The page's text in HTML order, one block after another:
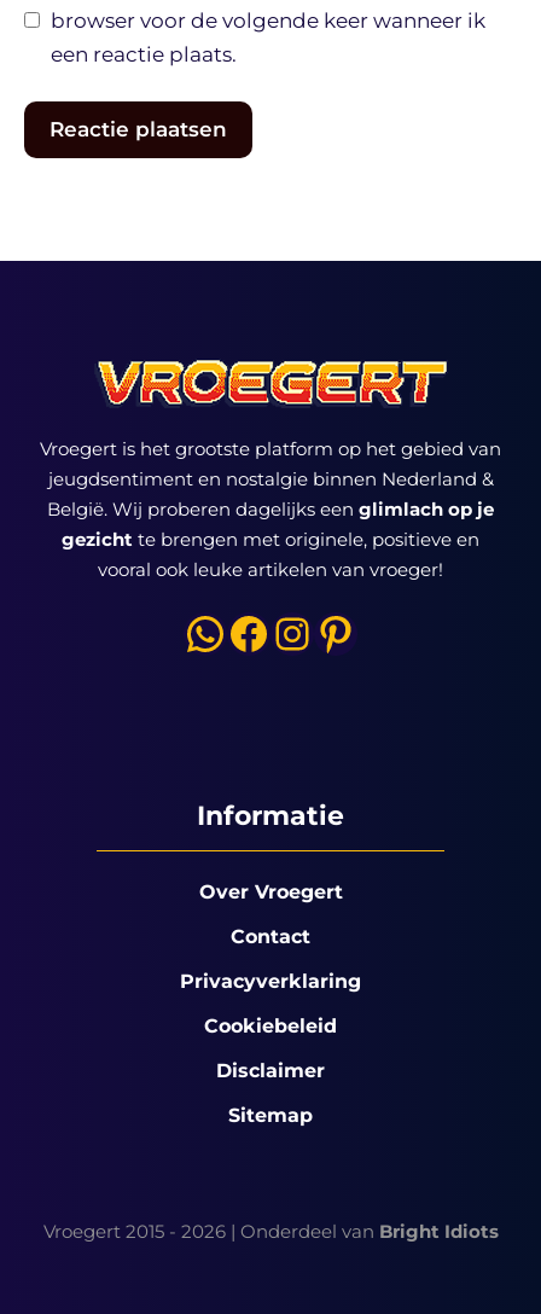
browser voor de volgende keer wanneer ik
een reactie plaats.
Vroegert is het grootste platform op het gebied van
jeugdsentiment en nostalgie binnen Nederland &
België. Wij proberen dagelijks een glimlach op je
gezicht te brengen met originele, positieve en
vooral ook leuke artikelen van vroeger!
WhatsApp
Facebook
Instagram
Pinterest
Informatie
Over Vroegert
Contact
Privacyverklaring
Cookiebeleid
Disclaimer
Sitemap
Vroegert 2015 - 2026 | Onderdeel van Bright Idiots